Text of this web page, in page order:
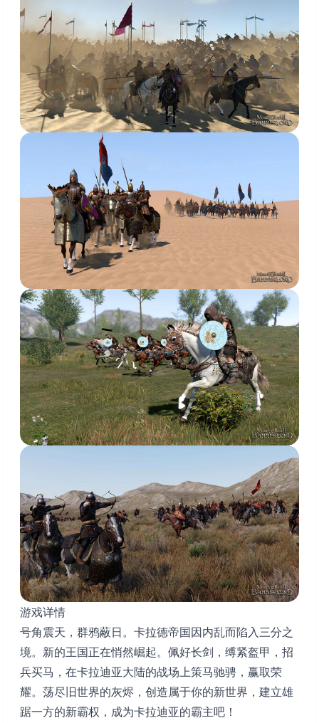
游戏详情
号角震天，群鸦蔽日。卡拉德帝国因内乱而陷入三分之
境。新的王国正在悄然崛起。佩好长剑，缚紧盔甲，招
兵买马，在卡拉迪亚大陆的战场上策马驰骋，赢取荣
耀。荡尽旧世界的灰烬，创造属于你的新世界，建立雄
踞一方的新霸权，成为卡拉迪亚的霸主吧！